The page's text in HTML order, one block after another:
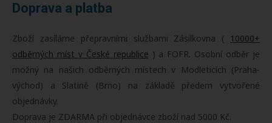
Doprava a platba
Zboží zasíláme přepravními službami Zásilkovna (
10000+
odběrných míst v České republice ) a FOFR. Osobní odběr je
možný na našich odběrných místech v Modleticích (Praha-
východ) a Slatině (Brno) na základě předem vytvořené
objednávky.
Doprava je ZDARMA při objednávce zboží nad 5000 Kč.